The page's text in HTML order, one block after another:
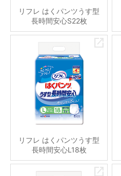
リフレ はくパンツうす型
長時間安心S22枚
リフレ はくパンツうす型
長時間安心L18枚